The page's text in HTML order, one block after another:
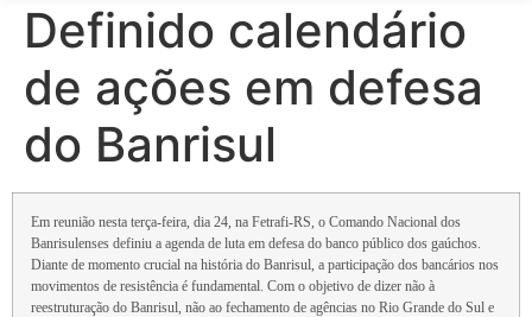
Definido calendário
de ações em defesa
do Banrisul
Em reunião nesta terça-feira, dia 24, na Fetrafi-RS, o Comando Nacional dos
Banrisulenses definiu a agenda de luta em defesa do banco público dos gaúchos.
Diante de momento crucial na história do Banrisul, a participação dos bancários nos
movimentos de resistência é fundamental. Com o objetivo de dizer não à
reestruturação do Banrisul, não ao fechamento de agências no Rio Grande do Sul e